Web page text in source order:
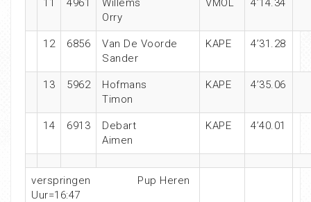
11 4961
Willems
Orry
VMOL 4’14.34
12 6856
Van De Voorde
Sander
KAPE 4’31.28
13 5962
Hofmans
Timon
KAPE 4’35.06
14 6913
Debart
Aimen
KAPE 4’40.01
verspringen
Pup Heren
Uur=16:47